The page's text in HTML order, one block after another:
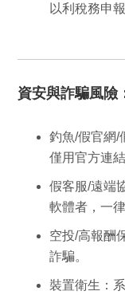
以利稅務申報
資安與詐騙風險
釣魚/假官網/
僅用官方連
假客服/遠端
軟體者，一律
空投/高報酬
詐騙。
裝置衛生 ：